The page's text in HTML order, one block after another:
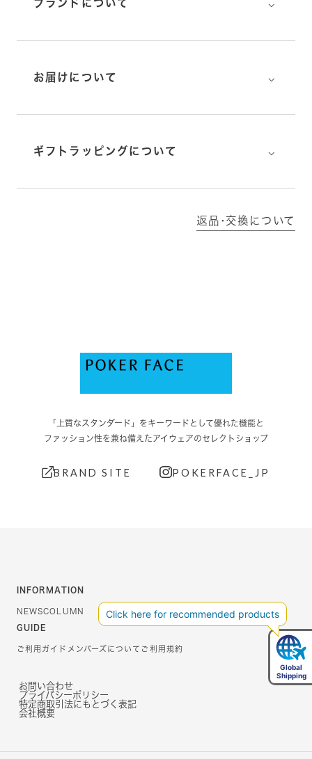
ブランドについて ⌵
お届けについて ⌵
ギフトラッピングについて ⌵
返品･交換について
「上質なスタンダード」をキーワードとして優れた機能と
ファッション性を兼ね備えたアイウェアのセレクトショップ
BRAND SITE POKERFACE_JP
INFORMATION
NEWSCOLUMN
GUIDE
ご利用ガイド メンバーズについて ご利用規約
お問い合わせ
プライバシーポリシー
特定商取引法にもとづく表記
会社概要